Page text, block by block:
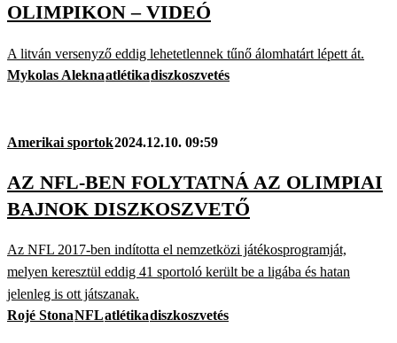
OLIMPIKON – VIDEÓ
A litván versenyző eddig lehetetlennek tűnő álomhatárt lépett át.
Mykolas Aleknaatlétikadiszkoszvetés
Amerikai sportok2024.12.10. 09:59
AZ NFL-BEN FOLYTATNÁ AZ OLIMPIAI
BAJNOK DISZKOSZVETŐ
Az NFL 2017-ben indította el nemzetközi játékosprogramját,
melyen keresztül eddig 41 sportoló került be a ligába és hatan
jelenleg is ott játszanak.
Rojé StonaNFLatlétikadiszkoszvetés